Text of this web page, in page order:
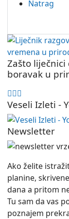
Natrag
Zašto liječnici
boravak u
Veseli Izleti -
Newsletter
Ako želite
planine,
dana a pritom
Tu sam da vas
poznajem